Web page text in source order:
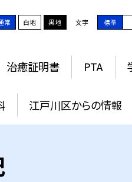
常 白地 黒地 文字 標準
治癒証明書 PTA
江戸川区からの情報